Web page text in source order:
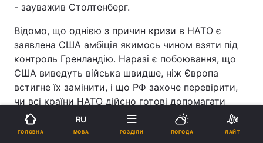
- зауважив Столтенберг.
Відомо, що однією з причин кризи в НАТО є
заявлена США амбіція якимось чином взяти під
контроль Гренландію. Наразі є побоювання, що
США виведуть війська швидше, ніж Європа
встигне їх замінити, і що РФ захоче перевірити,
чи всі країни НАТО дійсно готові допомагати
одна одній у разі нападу.
ГОЛОВНА
RU
МОВА РОЗДІЛИ ПОГОДА ЛАЙТ